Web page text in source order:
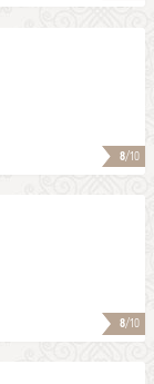
8/10
8/10